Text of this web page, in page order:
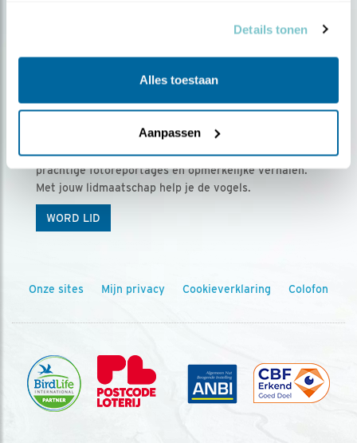
Details tonen
Alles toestaan
Aanpassen
Ontvang 5 x Vogels voor € 36,00 per jaar
Vogels is het tijdschrift voor onze leden, met
prachtige fotoreportages en opmerkelijke verhalen.
Met jouw lidmaatschap help je de vogels.
WORD LID
Onze sites Mijn privacy Cookieverklaring Colofon